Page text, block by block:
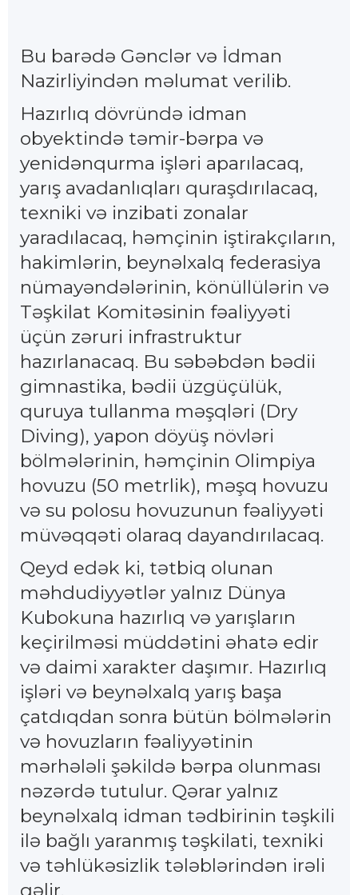
Bu barədə Gənclər və İdman
Nazirliyindən məlumat verilib.
Hazırlıq dövründə idman
obyektində təmir-bərpa və
yenidənqurma işləri aparılacaq,
yarış avadanlıqları quraşdırılacaq,
texniki və inzibati zonalar
yaradılacaq, həmçinin iştirakçıların,
hakimlərin, beynəlxalq federasiya
nümayəndələrinin, könüllülərin və
Təşkilat Komitəsinin fəaliyyəti
üçün zəruri infrastruktur
hazırlanacaq. Bu səbəbdən bədii
gimnastika, bədii üzgüçülük,
quruya tullanma məşqləri (Dry
Diving), yapon döyüş növləri
bölmələrinin, həmçinin Olimpiya
hovuzu (50 metrlik), məşq hovuzu
və su polosu hovuzunun fəaliyyəti
müvəqqəti olaraq dayandırılacaq.
Qeyd edək ki, tətbiq olunan
məhdudiyyətlər yalnız Dünya
Kubokuna hazırlıq və yarışların
keçirilməsi müddətini əhatə edir
və daimi xarakter daşımır. Hazırlıq
işləri və beynəlxalq yarış başa
çatdıqdan sonra bütün bölmələrin
və hovuzların fəaliyyətinin
mərhələli şəkildə bərpa olunması
nəzərdə tutulur. Qərar yalnız
beynəlxalq idman tədbirinin təşkili
ilə bağlı yaranmış təşkilati, texniki
və təhlükəsizlik tələblərindən irəli
gəlir.